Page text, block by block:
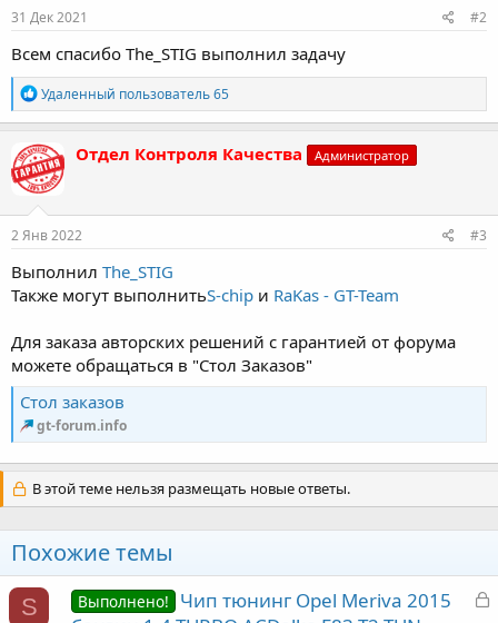
31 Дек 2021 #2
Всем спасибо The_STIG выполнил задачу
Р
е
а
к
ц
и
и
:
Удаленный пользователь 65
Отдел Контроля Качества Администратор
2 Янв 2022 #3
Выполнил The_STIG
Также могут выполнитьS-chip и RaKas - GT-Team
Для заказа авторских решений с гарантией от форума
можете обращаться в "Стол Заказов"
Стол заказов
gt-forum.info
В этой теме нельзя размещать новые ответы.
Похожие темы
S
З
Выполнено!
Чип тюнинг Opel Meriva 2015